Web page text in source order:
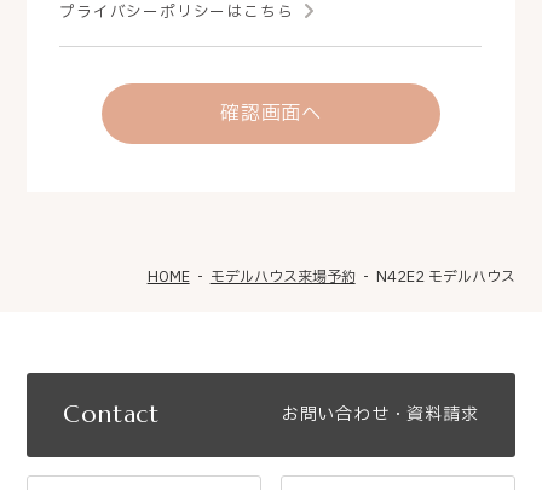
プライバシーポリシーはこちら
確認画面へ
HOME モデルハウス来場予約 N42E2 モデルハウス
Contact お問い合わせ・資料請求